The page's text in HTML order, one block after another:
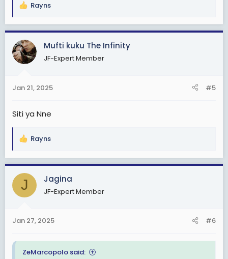
R
a
c
t
i
s
Rayns
Mufti kuku The Infinity
JF-Expert Member
Jan 21, 2025 #5
Siti ya Nne
R
a
c
i
s
Rayns
J Jagina
JF-Expert Member
Jan 27, 2025 #6
ZeMarcopolo said: